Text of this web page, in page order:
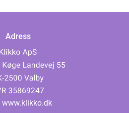
Adress
www.klikko.dk